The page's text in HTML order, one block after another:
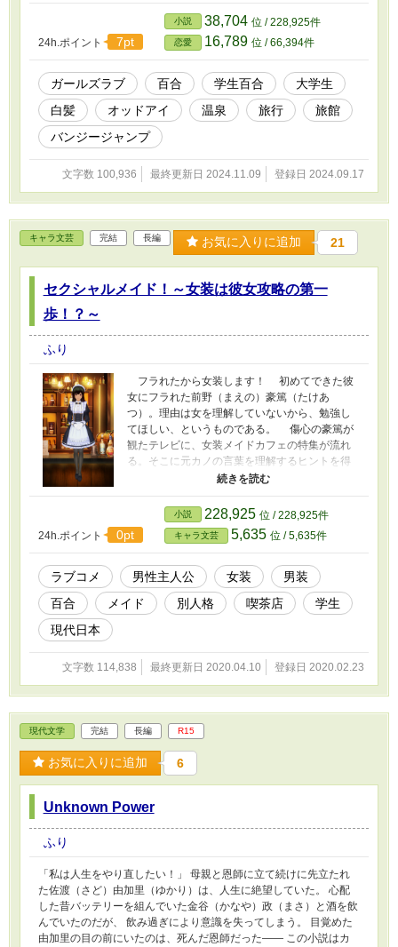
24h.ポイント 7pt
小説 38,704 位 / 228,925件
恋愛 16,789 位 / 66,394件
ガールズラブ 百合 学生百合
大学生
白髪
オッドアイ 温泉 旅行
旅館
バンジージャンプ
文字数 100,936 最終更新日 2024.11.09 登録日 2024.09.17
キャラ文芸 完結 長編 お気に入りに追加 21
セクシャルメイド！～女装は彼女攻略の第一
歩！？～
ふり
フラれたから女装します！ 初めてできた彼
女にフラれた前野（まえの）豪篤（たけあ
つ）。理由は女を理解していないから、勉強し
てほしい、というものである。 傷心の豪篤が
観たテレビに、女装メイドカフェの特集が流れ
る。そこに元カノの言葉を理解するヒントを得
られるのではないか、と、その店へと向かう。
おしとやかで物腰柔らかな萌（もえ） 眼鏡で
ぶっきらぼうでクールな郷子（さとこ） 3人の
先輩メイドたちの中で豪篤は、優美（ゆみ）と
して女らしさを学び、成長していくのだった ・
キャライメージ 序章～１章まで……
https://bit.ly/2SPfQAg 2章～ ……
https://bit.ly/2I8p7Nv ※この作品はカクヨムとマ
24h.ポイント 0pt
小説 228,925 位 / 228,925件
キャラ文芸 5,635 位 / 5,635件
ラブコメ 男性主人公 女装
男装
百合
メイド 別人格 喫茶店
学生
現代日本
文字数 114,838 最終更新日 2020.04.10 登録日 2020.02.23
現代文学 完結 長編 R15
お気に入りに追加 6
Unknown Power
ふり
「私は人生をやり直したい！」 母親と恩師に立て続けに先立たれ
た佐渡（さど）由加里（ゆかり）は、人生に絶望していた。 心配
した昔バッテリーを組んでいた金谷（かなや）政（まさ）と酒を飲
んでいたのだが、 飲み過ぎにより意識を失ってしまう。 目覚めた
由加里の目の前にいたのは、死んだ恩師だった―― この小説はカ